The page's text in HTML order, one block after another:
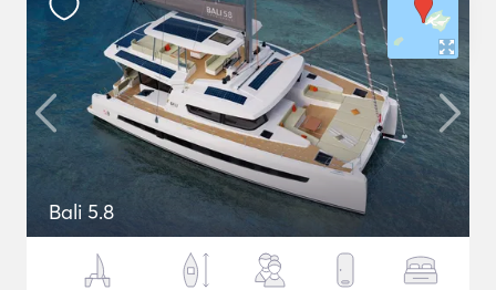
Bali 5.8